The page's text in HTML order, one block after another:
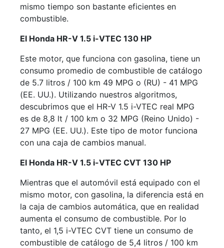
mismo tiempo son bastante eficientes en
combustible.
El Honda HR-V 1.5 i-VTEC 130 HP
Este motor, que funciona con gasolina, tiene un
consumo promedio de combustible de catálogo
de 5.7 litros / 100 km 49 MPG o (RU) - 41 MPG
(EE. UU.). Utilizando nuestros algoritmos,
descubrimos que el HR-V 1.5 i-VTEC real MPG
es de 8,8 lt / 100 km o 32 MPG (Reino Unido) -
27 MPG (EE. UU.). Este tipo de motor funciona
con una caja de cambios manual.
El Honda HR-V 1.5 i-VTEC CVT 130 HP
Mientras que el automóvil está equipado con el
mismo motor, con gasolina, la diferencia está en
la caja de cambios automática, que en realidad
aumenta el consumo de combustible. Por lo
tanto, el 1,5 i-VTEC CVT tiene un consumo de
combustible de catálogo de 5,4 litros / 100 km